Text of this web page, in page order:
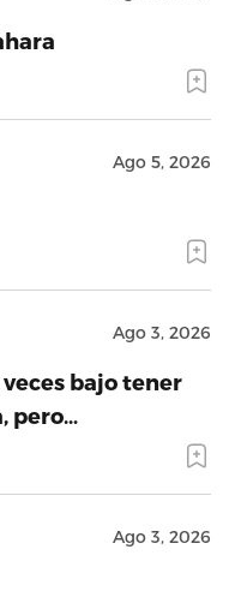
Ago 5, 2026
Ago 3, 2026
veces bajo tener
pero…
Ago 3, 2026